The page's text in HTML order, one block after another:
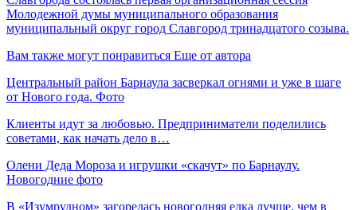
Молодежной думы муниципального образования
муниципальный округ город Славгород тринадцатого созыва.
Вам также могут понравиться Еще от автора
Центральный район Барнаула засверкал огнями и уже в шаге
от Нового года. Фото
Клиенты идут за любовью. Предприниматели поделились
советами, как начать дело в…
Олени Деда Мороза и игрушки «скачут» по Барнаулу.
Новогодние фото
В «Изумрудном» загорелась новогодняя елка лучше, чем в